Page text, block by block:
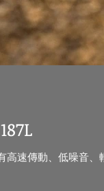
速傳動、低噪音